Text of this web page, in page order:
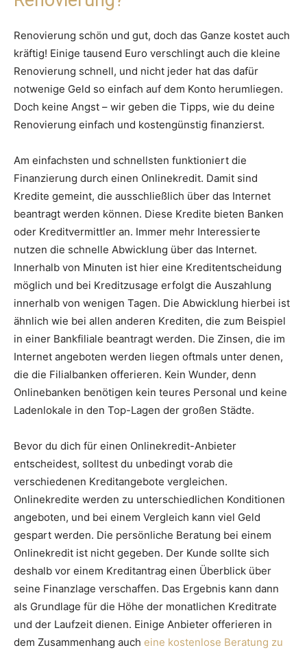
Renovierung schön und gut, doch das Ganze kostet auch
kräftig! Einige tausend Euro verschlingt auch die kleine
Renovierung schnell, und nicht jeder hat das dafür
notwenige Geld so einfach auf dem Konto herumliegen.
Doch keine Angst – wir geben die Tipps, wie du deine
Renovierung einfach und kostengünstig finanzierst.
Am einfachsten und schnellsten funktioniert die
Finanzierung durch einen Onlinekredit. Damit sind
Kredite gemeint, die ausschließlich über das Internet
beantragt werden können. Diese Kredite bieten Banken
oder Kreditvermittler an. Immer mehr Interessierte
nutzen die schnelle Abwicklung über das Internet.
Innerhalb von Minuten ist hier eine Kreditentscheidung
möglich und bei Kreditzusage erfolgt die Auszahlung
innerhalb von wenigen Tagen. Die Abwicklung hierbei ist
ähnlich wie bei allen anderen Krediten, die zum Beispiel
in einer Bankfiliale beantragt werden. Die Zinsen, die im
Internet angeboten werden liegen oftmals unter denen,
die die Filialbanken offerieren. Kein Wunder, denn
Onlinebanken benötigen kein teures Personal und keine
Ladenlokale in den Top-Lagen der großen Städte.
Bevor du dich für einen Onlinekredit-Anbieter
entscheidest, solltest du unbedingt vorab die
verschiedenen Kreditangebote vergleichen.
Onlinekredite werden zu unterschiedlichen Konditionen
angeboten, und bei einem Vergleich kann viel Geld
gespart werden. Die persönliche Beratung bei einem
Onlinekredit ist nicht gegeben. Der Kunde sollte sich
deshalb vor einem Kreditantrag einen Überblick über
seine Finanzlage verschaffen. Das Ergebnis kann dann
als Grundlage für die Höhe der monatlichen Kreditrate
und der Laufzeit dienen. Einige Anbieter offerieren in
dem Zusammenhang auch eine kostenlose Beratung zu